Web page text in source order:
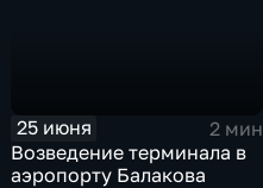
25 июня
2 мин
Возведение терминала в
аэропорту Балакова